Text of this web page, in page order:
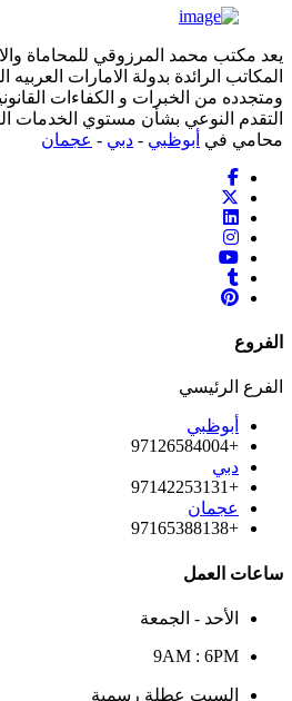
يعد مكتب محمد المرزوقي للمحاماة
المكاتب الرائدة بدولة الامارات
ومتجدده من الخبرات و الكفاءات
التقدم النوعي بشأن مستوي الخدمات
محامي في أبوظبي - دبي - عجمان
الفروع
الفرع الرئيسي
أبوظبي
+97126584004
دبي
+97142253131
عجمان
+97165388138
ساعات العمل
الأحد - الجمعة
9AM : 6PM
السبت عطلة رسمية